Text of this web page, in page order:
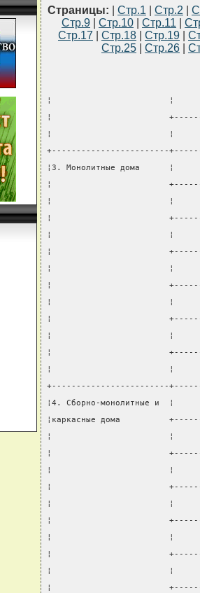
Страницы: Стр.1 Стр.2
Стр.9
Стр.10 Стр.11
Стр.17
Стр.18 Стр.19
Стр.25
Стр.26
¦                        ¦
¦
¦                        ¦
+------------------------
¦3. Монолитные дома      ¦
¦
¦                        ¦
¦
¦                        ¦
¦
¦                        ¦
¦
¦                        ¦
¦
¦                        ¦
¦
¦                        ¦
+------------------------
¦4. Сборно-монолитные и
¦каркасные дома
¦                        ¦
¦
¦                        ¦
¦
¦                        ¦
¦
¦                        ¦
¦
¦                        ¦
¦